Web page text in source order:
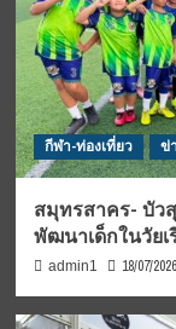
กีฬา-ท่องเที่ยว ข่
สมุทรสาคร- บัว
พัฒนาเด็กในวัย
admin1 18/07/2026